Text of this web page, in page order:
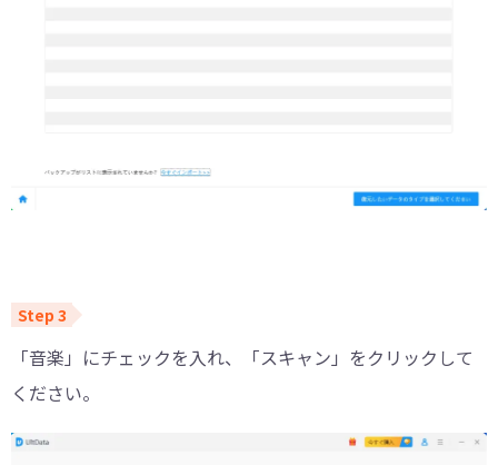
「音楽」にチェックを入れ、「スキャン」をクリックして
ください。